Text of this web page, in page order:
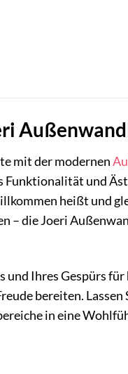
mit der modernen
Funktionalität und
heißt und
– die Joeri
und Ihres Gespürs
bereiten.
in eine